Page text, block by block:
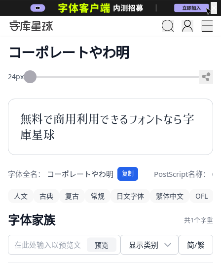
コーポレートやわ明
24px
無料で商用利用できるフォントなら字
庫星球
字体全名： コーポレートやわ明 复制 PostScript名称：
人文 古典 复古 常规 日文字体 繁体中文 OFL
字体家族 共1个字重
预览 简/繁